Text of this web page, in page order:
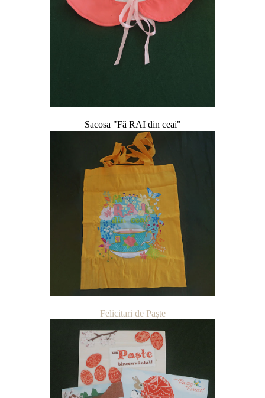
Sacosa "Fă RAI din ceai"
Felicitari de Paște